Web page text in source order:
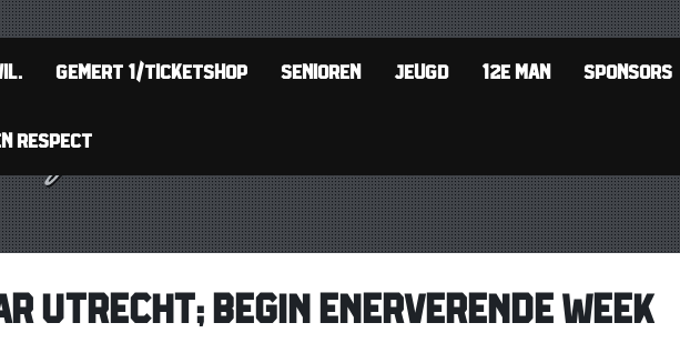
GEMERT 1/TICKETSHOP SENIOREN JEUGD 12E MAN SPONSORS
RESPECT
UTRECHT; BEGIN ENERVERENDE WEEK